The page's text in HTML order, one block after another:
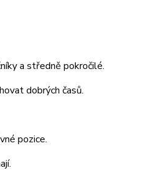
a středně pokročilé.
dobrých časů.
pozice.